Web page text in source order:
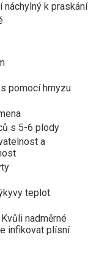
náchylný k praskání
pomocí hmyzu
s 5-6 plody
a
teplot.
nadměrné
infikovat plísní